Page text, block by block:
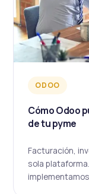
ODOO
Cómo Odoo
de tu pyme
Facturación,
sola
implementamos.